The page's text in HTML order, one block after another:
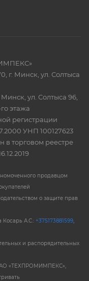
г. Минск, ул. Солтыса
ул. Солтыса 96,
этажа
регистрации
УНП 100127623
в торговом реестре
продавцом
о защите прав
Косарь А.С.: +375173881599,
и распорядительных
«ТЕХПРОМИМПЕКС»,